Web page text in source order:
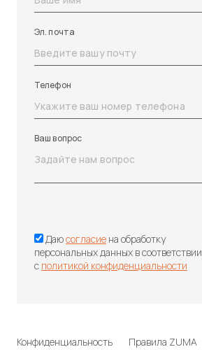
Эл. почта
Телефон
Ваш вопрос
Даюсогласие на обработку
персональных данных в соответствии
с политикой конфиденциальности
Конфиденциальность Правила ZUMA